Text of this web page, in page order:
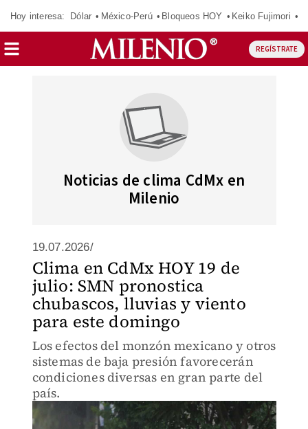
Hoy interesa: Dólar México-Perú Bloqueos HOY Keiko Fujimori
REGÍSTRATE
Noticias de clima CdMx en
Milenio
19.07.2026/
Clima en CdMx HOY 19 de
julio: SMN pronostica
chubascos, lluvias y viento
para este domingo
Los efectos del monzón mexicano y otros
sistemas de baja presión favorecerán
condiciones diversas en gran parte del
país.